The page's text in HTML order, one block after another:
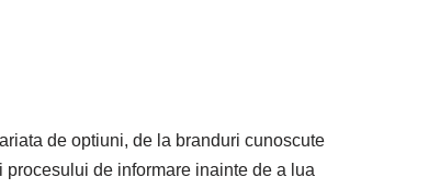
de optiuni, de la branduri cunoscute
de informare inainte de a lua